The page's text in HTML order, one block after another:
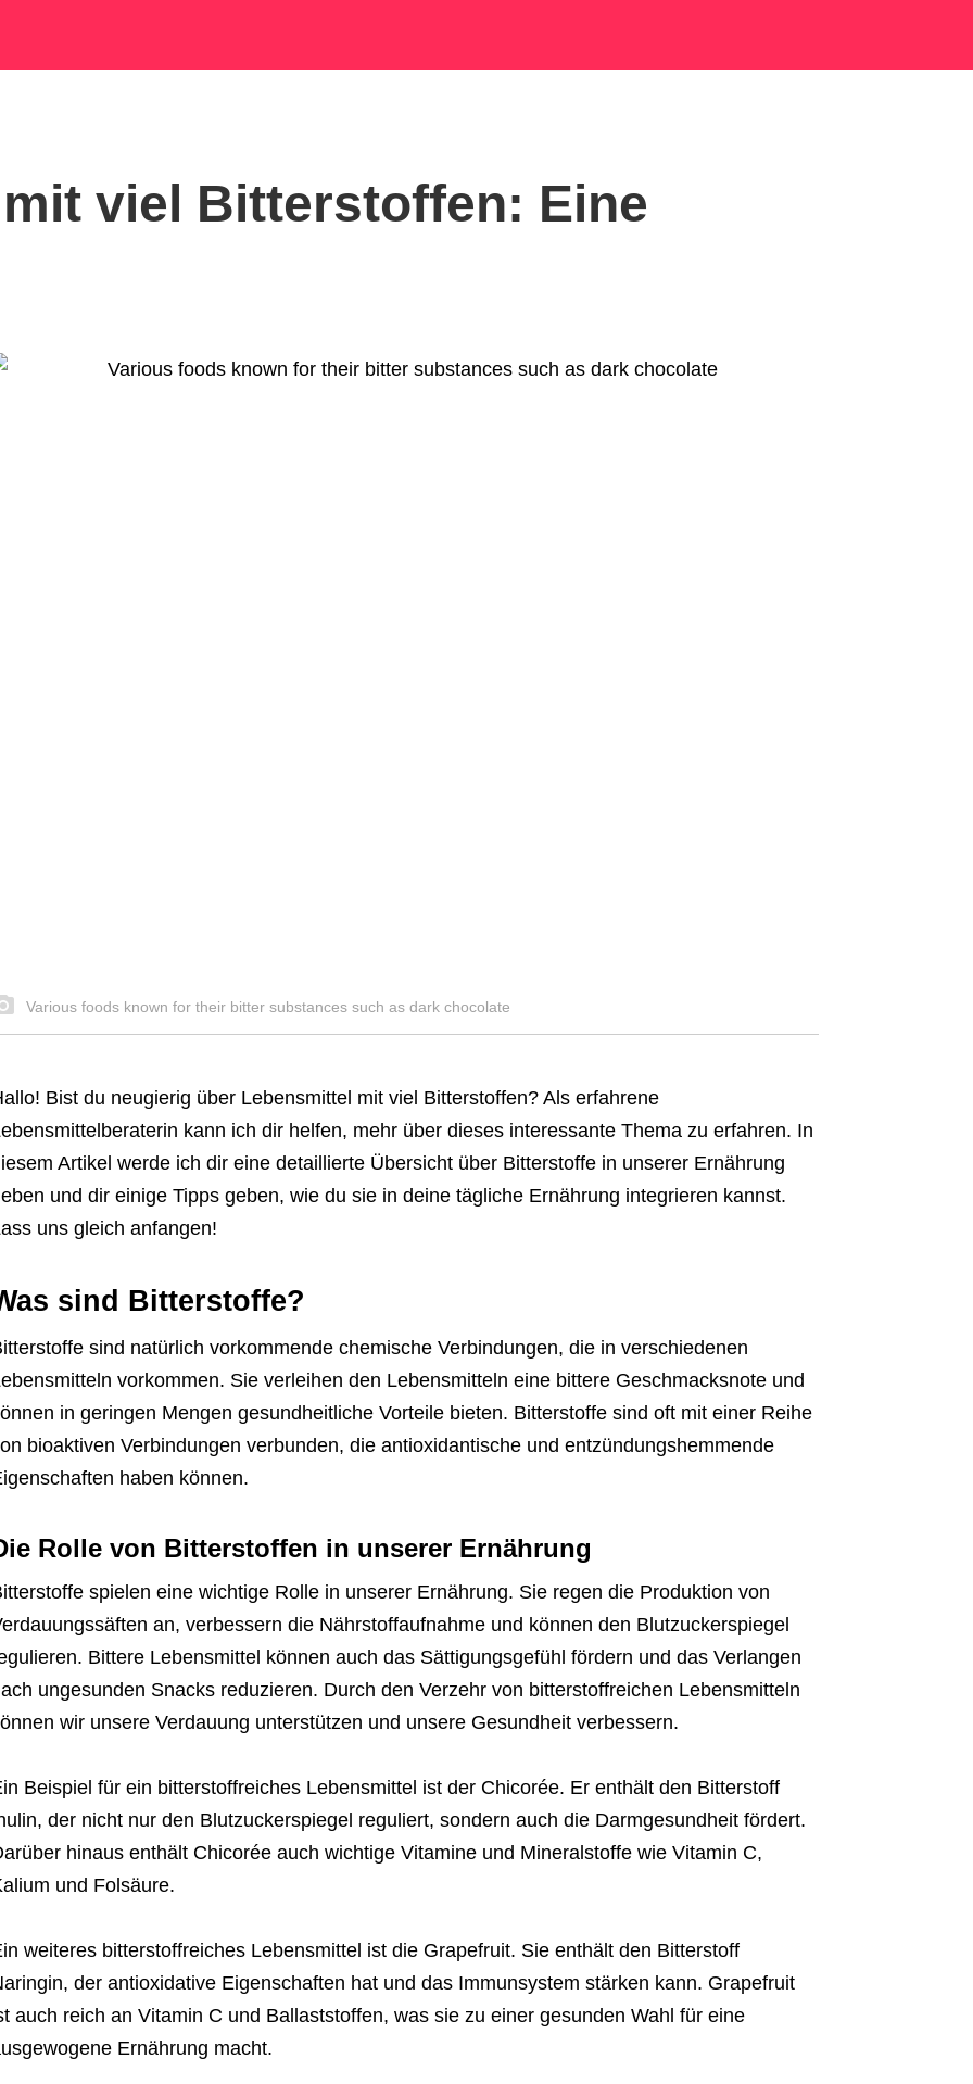
viel Bitterstoffen: Eine
Various foods known for their bitter substances such as dark chocolate
Bist du neugierig über Lebensmittel mit viel Bitterstoffen? Als erfahrene
kann ich dir helfen, mehr über dieses interessante Thema zu erfahren. In
Artikel werde ich dir eine detaillierte Übersicht über Bitterstoffe in unserer Ernährung
und dir einige Tipps geben, wie du sie in deine tägliche Ernährung integrieren kannst.
uns gleich anfangen!
sind Bitterstoffe?
sind natürlich vorkommende chemische Verbindungen, die in verschiedenen
vorkommen. Sie verleihen den Lebensmitteln eine bittere Geschmacksnote und
in geringen Mengen gesundheitliche Vorteile bieten. Bitterstoffe sind oft mit einer Reihe
bioaktiven Verbindungen verbunden, die antioxidantische und entzündungshemmende
haben können.
Rolle von Bitterstoffen in unserer Ernährung
spielen eine wichtige Rolle in unserer Ernährung. Sie regen die Produktion von
an, verbessern die Nährstoffaufnahme und können den Blutzuckerspiegel
Bittere Lebensmittel können auch das Sättigungsgefühl fördern und das Verlangen
ungesunden Snacks reduzieren. Durch den Verzehr von bitterstoffreichen Lebensmitteln
wir unsere Verdauung unterstützen und unsere Gesundheit verbessern.
Beispiel für ein bitterstoffreiches Lebensmittel ist der Chicorée. Er enthält den Bitterstoff
der nicht nur den Blutzuckerspiegel reguliert, sondern auch die Darmgesundheit fördert.
hinaus enthält Chicorée auch wichtige Vitamine und Mineralstoffe wie Vitamin C,
und Folsäure.
weiteres bitterstoffreiches Lebensmittel ist die Grapefruit. Sie enthält den Bitterstoff
der antioxidative Eigenschaften hat und das Immunsystem stärken kann. Grapefruit
auch reich an Vitamin C und Ballaststoffen, was sie zu einer gesunden Wahl für eine
Ernährung macht.